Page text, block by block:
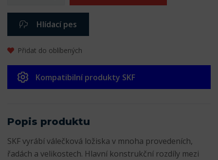
Hlídací pes
Přidat do oblíbených
Kompatibilní produkty SKF
Popis produktu
SKF vyrábí válečková ložiska v mnoha provedeních,
řadách a velikostech. Hlavní konstrukční rozdíly mezi